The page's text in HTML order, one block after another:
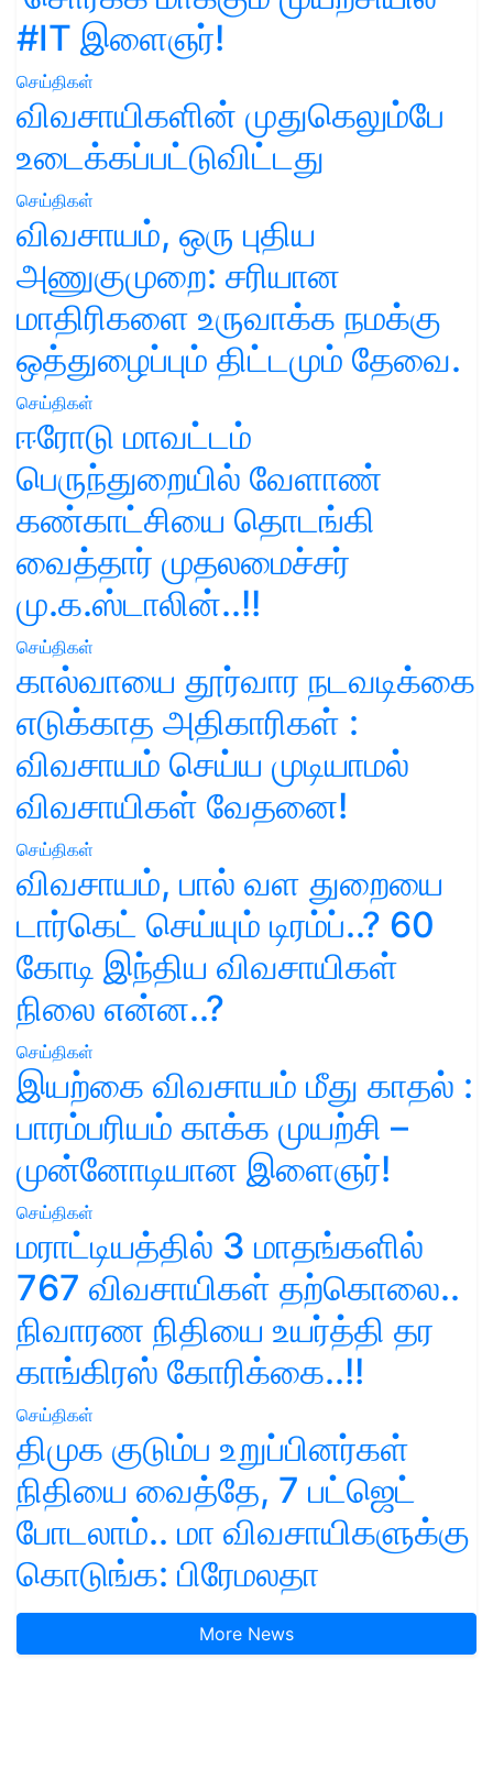
#IT இளைஞர்!
செய்திகள்
விவசாயிகளின் முதுகெலும்பே
உடைக்கப்பட்டுவிட்டது
செய்திகள்
விவசாயம், ஒரு புதிய
அணுகுமுறை: சரியான
மாதிரிகளை உருவாக்க நமக்கு
ஒத்துழைப்பும் திட்டமும் தேவை.
செய்திகள்
ஈரோடு மாவட்டம்
பெருந்துறையில் வேளாண்
கண்காட்சியை தொடங்கி
வைத்தார் முதலமைச்சர்
மு.க.ஸ்டாலின்..!!
செய்திகள்
கால்வாயை தூர்வார நடவடிக்கை
எடுக்காத அதிகாரிகள் :
விவசாயம் செய்ய முடியாமல்
விவசாயிகள் வேதனை!
செய்திகள்
விவசாயம், பால் வள துறையை
டார்கெட் செய்யும் டிரம்ப்..? 60
கோடி இந்திய விவசாயிகள்
நிலை என்ன..?
செய்திகள்
இயற்கை விவசாயம் மீது காதல் :
பாரம்பரியம் காக்க முயற்சி –
முன்னோடியான இளைஞர்!
செய்திகள்
மராட்டியத்தில் 3 மாதங்களில்
767 விவசாயிகள் தற்கொலை..
நிவாரண நிதியை உயர்த்தி தர
காங்கிரஸ் கோரிக்கை..!!
செய்திகள்
திமுக குடும்ப உறுப்பினர்கள்
நிதியை வைத்தே, 7 பட்ஜெட்
போடலாம்.. மா விவசாயிகளுக்கு
கொடுங்க: பிரேமலதா
More News